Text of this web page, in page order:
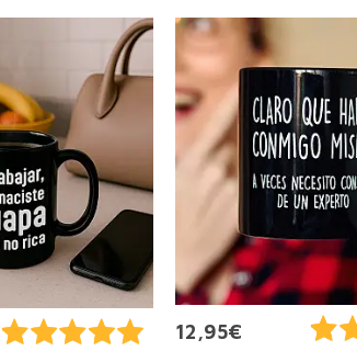
12,95€